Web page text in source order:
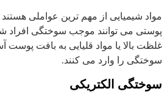
مواد شیمیایی از مهم ترین عواملی
پوستی می توانند موجب سوختگی افراد
غلظت بالا یا مواد قلیایی به بافت
سوختگی را وارد می کنند.
سوختگی الکتریکی